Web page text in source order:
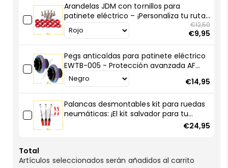
¡Agarre
extremo
cero
preocupaciones
en
patin!
-
¡Agarre
extremo
y
cero
preocupaciones
en
tu
patin!
Arandelas JDM con tornillos para
patinete eléctrico – ¡Personaliza tu ruta
con estilo racing!
€12,50
€9,95
Pegs anticaídas para patinete eléctrico
EWTB-005 - Protección avanzada AF
SCOOTERS
€14,95
Palancas desmontables kit para ruedas
neumáticas: ¡El kit salvador para tu
€24,95
Total
Artículos seleccionados serán añadidos al carrito